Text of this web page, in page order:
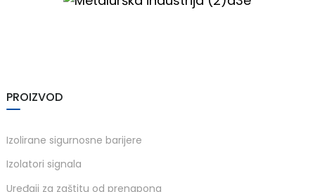
PROIZVOD
Izolirane sigurnosne barijere
Izolatori signala
Uređaji za zaštitu od prenapona